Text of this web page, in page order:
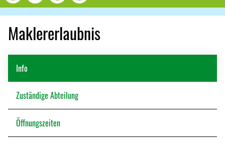
Maklererlaubnis
Info
Zuständige Abteilung
Öffnungszeiten